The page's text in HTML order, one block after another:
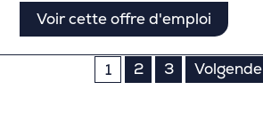
Voir cette offre d'emploi
1 2 3